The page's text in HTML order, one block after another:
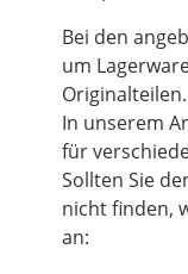
Bei den
um
Originalteilen.
In unserem
für
Sollten Sie
nicht finden,
an: